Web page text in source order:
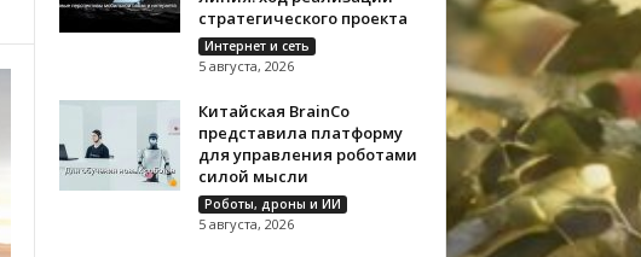
стратегического проекта
Интернет и сеть
5 августа, 2026
Китайская BrainCo
представила платформу
для управления роботами
силой мысли
Роботы, дроны и ИИ
5 августа, 2026